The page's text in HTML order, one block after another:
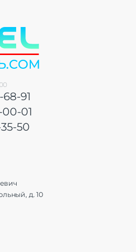
91
01
50
д. 10